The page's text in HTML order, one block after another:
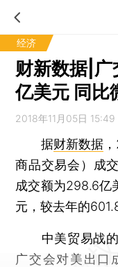
经济
财新数据|
亿美元 同比
2018年11月05日 15:49
据财新数据
商品交易会）成
成交额为298.6亿
元，较去年的
中美贸易战的
广交会对美出口